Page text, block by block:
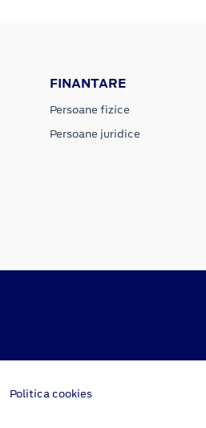
FINANTARE
Persoane fizice
Persoane juridice
Politica cookies